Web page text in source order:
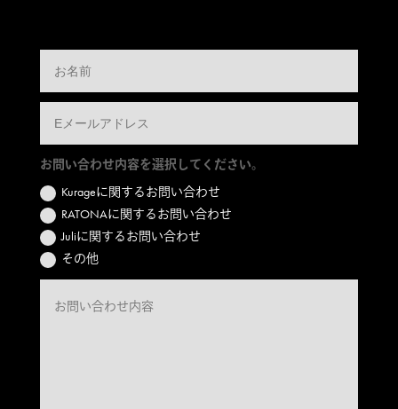
お問い合わせ内容を選択してください。
Kurageに関するお問い合わせ
RATONAに関するお問い合わせ
Juliに関するお問い合わせ
その他